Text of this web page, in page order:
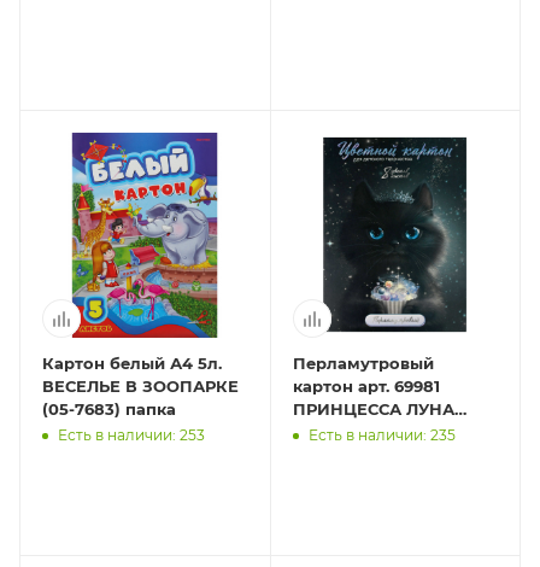
Картон белый А4 5л.
ВЕСЕЛЬЕ В ЗООПАРКЕ
(05-7683) папка
Есть в наличии: 253
Перламутровый
картон арт. 69981
ПРИНЦЕССА ЛУНА
/200х285 мм, папка с
Есть в наличии: 235